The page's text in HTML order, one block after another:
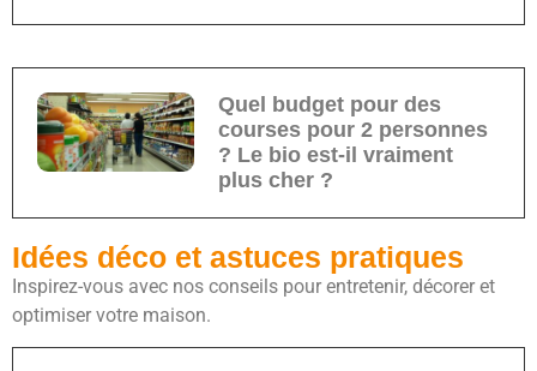
Quel budget pour des
courses pour 2 personnes
? Le bio est-il vraiment
plus cher ?
Idées déco et astuces pratiques
Inspirez-vous avec nos conseils pour entretenir, décorer et
optimiser votre maison.